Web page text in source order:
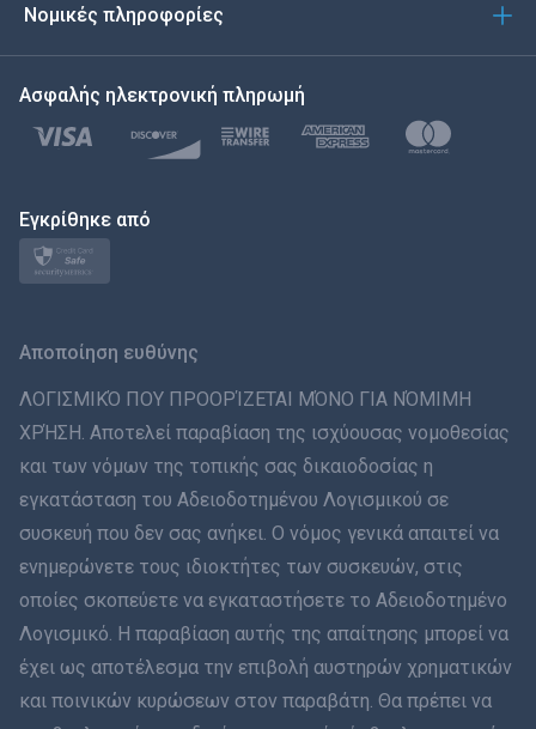
Türkçe
Polski
日本
ภาษาไทย
Dansk
हिंदी
עברית
Νομικές πληροφορίες
Ασφαλής ηλεκτρονική πληρωμή
Εγκρίθηκε από
Αποποίηση ευθύνης
ΛΟΓΙΣΜΙΚΌ ΠΟΥ ΠΡΟΟΡΊΖΕΤΑΙ ΜΌΝΟ ΓΙΑ ΝΌΜΙΜΗ
ΧΡΉΣΗ. Αποτελεί παραβίαση της ισχύουσας νομοθεσίας
και των νόμων της τοπικής σας δικαιοδοσίας η
εγκατάσταση του Αδειοδοτημένου Λογισμικού σε
συσκευή που δεν σας ανήκει. Ο νόμος γενικά απαιτεί να
ενημερώνετε τους ιδιοκτήτες των συσκευών, στις
οποίες σκοπεύετε να εγκαταστήσετε το Αδειοδοτημένο
Λογισμικό. Η παραβίαση αυτής της απαίτησης μπορεί να
έχει ως αποτέλεσμα την επιβολή αυστηρών χρηματικών
και ποινικών κυρώσεων στον παραβάτη. Θα πρέπει να